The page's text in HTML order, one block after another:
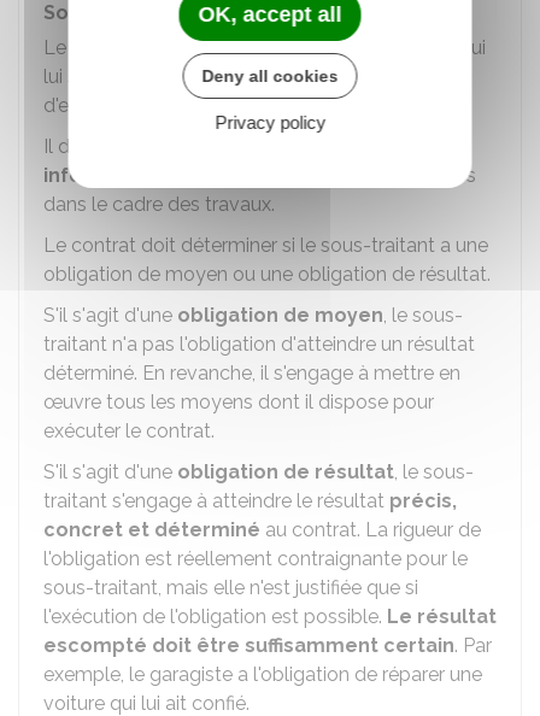
Sous-traitant
Le sous-traitant s'engage à réaliser les travaux qui
lui sont confiés en respectant lecalendrier
d'exécution des tâches.
Il doit également vous
informer
des éventuelles difficultés rencontrées
dans le cadre des travaux.
Le contrat doit déterminer si le sous-traitant a une
obligation de moyen ou une obligation de résultat.
S'il s'agit d'une obligation de moyen, le sous-
traitant n'a pas l'obligation d'atteindre un résultat
déterminé. En revanche, il s'engage à mettre en
œuvre tous les moyens dont il dispose pour
exécuter le contrat.
S'il s'agit d'une obligation de résultat, le sous-
traitant s'engage à atteindre le résultat précis,
concret et déterminé au contrat. La rigueur de
l'obligation est réellement contraignante pour le
sous-traitant, mais elle n'est justifiée que si
l'exécution de l'obligation est possible. Le résultat
escompté doit être suffisamment certain. Par
exemple, le garagiste a l'obligation de réparer une
voiture qui lui ait confié.
OK, accept all
Deny all cookies
Privacy policy